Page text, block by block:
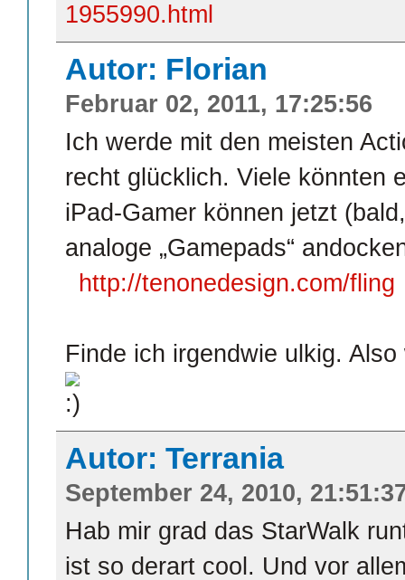
1955990.html
Autor: Florian
Februar 02, 2011, 17:25:56
Ich werde mit den meisten
recht glücklich. Viele könnten
iPad-Gamer können jetzt
analoge „Gamepads“
http://tenonedesign.com/fling
Finde ich irgendwie ulkig.
Autor: Terrania
September 24, 2010,
Hab mir grad das StarWalk
ist so derart cool. Und vor